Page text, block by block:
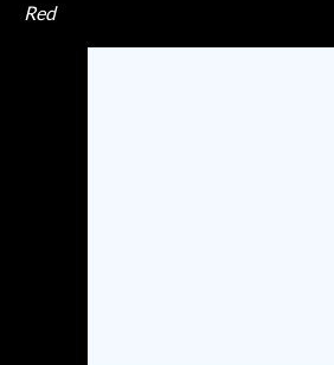
ABBONATI
Red